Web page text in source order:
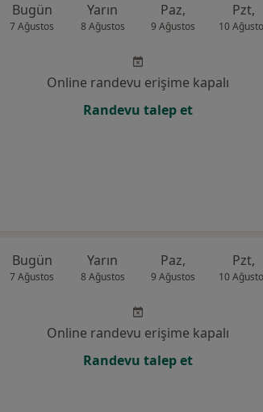
Bugün
7 Ağustos
Yarın
8 Ağustos
Paz,
9 Ağustos
Pzt,
10
Online randevu erişime kapalı
Randevu talep et
Bugün
7 Ağustos
Yarın
8 Ağustos
Paz,
9 Ağustos
Pzt,
10
Online randevu erişime kapalı
Randevu talep et